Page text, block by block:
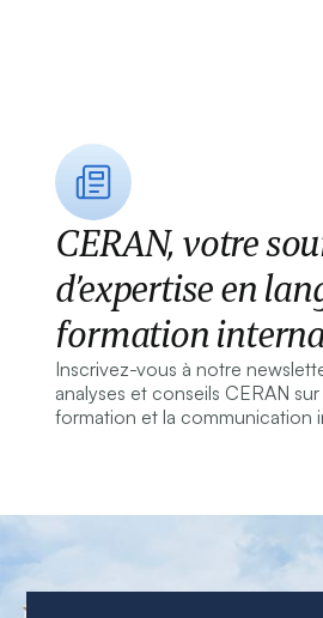
CERAN, votre
d’expertise en
formation
Inscrivez-vous à notre
analyses et conseils CERAN
formation et la communication